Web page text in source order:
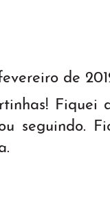
de
Fiquei
seguindo.